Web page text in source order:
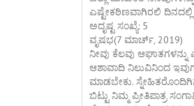
ಎಷ್ಟೇಕಠಿಣವಾಗಿರಲಿ
ಅದೃಷ್ಟ ಸಂಖ್ಯೆ: 5
ವೃಷಭ(7 ಮಾರ್ಚ್, 2019)
ನೀವು ಕೆಲವು
ಆಶಾವಾದಿ ನಿಲುವಿನಿಂದ
ಮಾಡಬೇಕು.
ಬಿಟ್ಟು ನಿಮ್ಮ ಪ್ರೀತಿಪಾತ್ರ